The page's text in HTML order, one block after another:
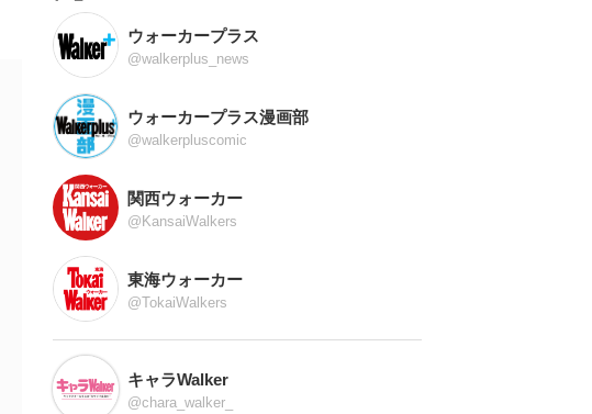
ウォーカープラス
@walkerplus_news
ウォーカープラス漫画部
@walkerpluscomic
関西ウォーカー
@KansaiWalkers
東海ウォーカー
@TokaiWalkers
キャラWalker
@chara_walker_